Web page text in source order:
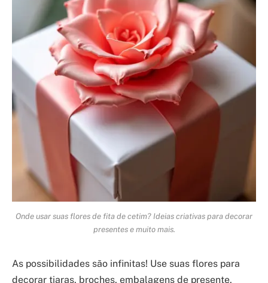
Onde usar suas flores de fita de cetim? Ideias criativas para decorar
presentes e muito mais.
As possibilidades são infinitas! Use suas flores para
decorar tiaras, broches, embalagens de presente,